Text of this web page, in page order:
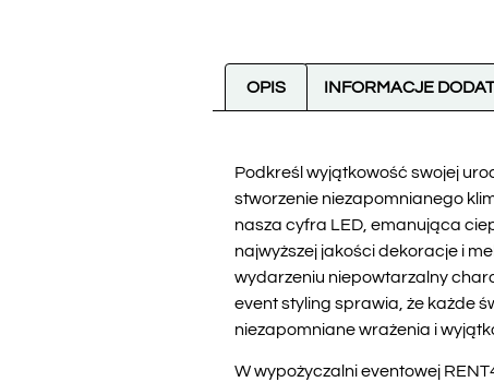
OPIS INFORMACJE
Podkreśl wyjątkowość swojej
stworzenie niezapomnianego
nasza cyfra LED, emanująca
najwyższej jakości dekoracje i
wydarzeniu niepowtarzalny
event styling sprawia, że każde
niezapomniane wrażenia i
W wypożyczalni eventowej